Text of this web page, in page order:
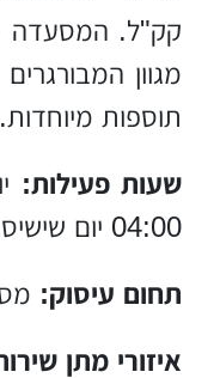
קק"ל. המסעדה
מגוון
תוספות
שעות פעילות:
04:00 יום שישיסגור שבת 19:00 - 03:00
תחום עיסוק:
איזורי מתן